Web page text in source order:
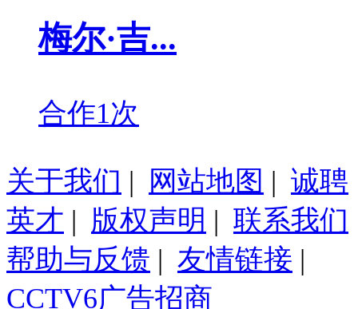
梅尔·吉...
合作1次
关于我们 | 网站地图 | 诚聘
英才 | 版权声明 | 联系我们
帮助与反馈 | 友情链接 |
CCTV6广告招商